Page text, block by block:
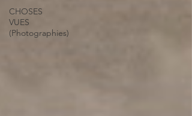
CHOSES
VUES
(Photographies)